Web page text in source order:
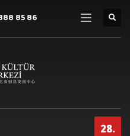
85 86
28.